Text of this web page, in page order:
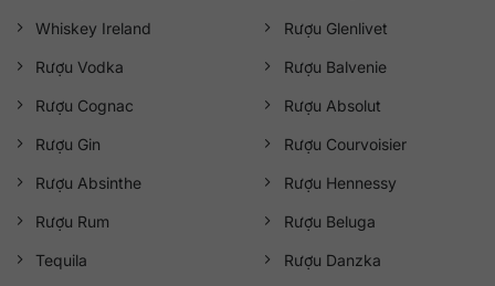
Whiskey Ireland
Rượu Vodka
Rượu Cognac
Rượu Gin
Rượu Absinthe
Rượu Rum
Tequila
Rượu Glenlivet
Rượu Balvenie
Rượu Absolut
Rượu Courvoisier
Rượu Hennessy
Rượu Beluga
Rượu Danzka